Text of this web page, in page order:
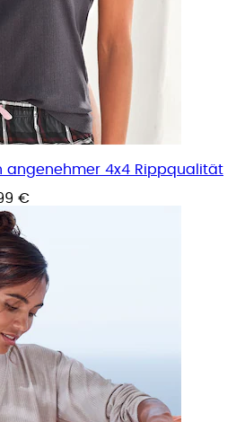
angenehmer 4x4 Rippqualität
€